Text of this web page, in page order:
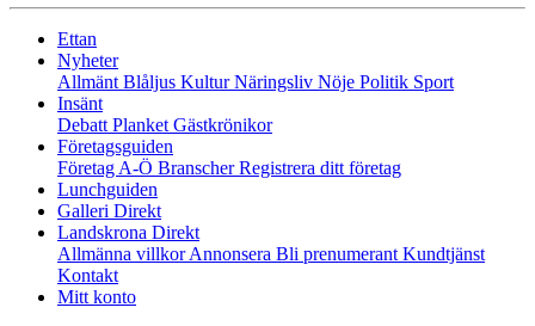
Ettan
Nyheter
Allmänt Blåljus KulturNäringsliv Nöje Politik Sport
Insänt
Debatt Planket Gästkrönikor
Företagsguiden
Företag A-Ö BranscherRegistrera ditt företag
Lunchguiden
Galleri Direkt
Landskrona Direkt
Allmänna villkorAnnonsera Bli prenumerant Kundtjänst
Kontakt
Mitt konto